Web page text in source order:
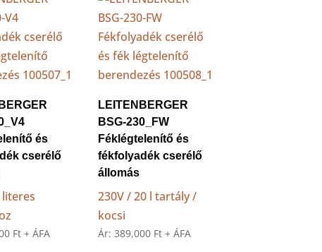
és
cserélő
literes
Ft + ÁFA
LEITENBERGER
BSG-230_FW
Féklégtelenítő és
fékfolyadék cserélő
állomás
230V / 20 l tartály /
kocsi
Ár: 389,000 Ft + ÁFA